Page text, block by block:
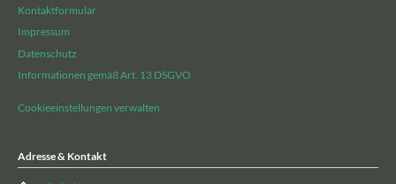
Kontaktformular
Impressum
Datenschutz
Informationen gemäß Art. 13 DSGVO
Cookieeinstellungen verwalten
Adresse & Kontakt